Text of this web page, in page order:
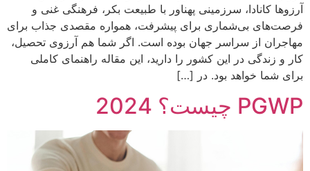
آرزوها کانادا، سرزمینی پهناور با طبیعت بکر، فرهنگی غنی و
فرصت‌های بی‌شماری برای پیشرفت، همواره مقصدی جذاب برای
مهاجران از سراسر جهان بوده است. اگر شما هم آرزوی تحصیل،
کار و زندگی در این کشور را دارید، این مقاله راهنمای کاملی
برای شما خواهد بود. در […]
PGWP چیست؟ 2024